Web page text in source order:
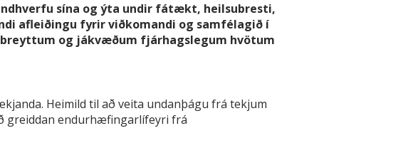
sína og ýta undir fátækt, heilsubresti,
afleiðingu fyrir viðkomandi og samfélagið í
og jákvæðum fjárhagslegum hvötum
Heimild til að veita undanþágu frá tekjum
greiddan endurhæfingarlífeyri frá